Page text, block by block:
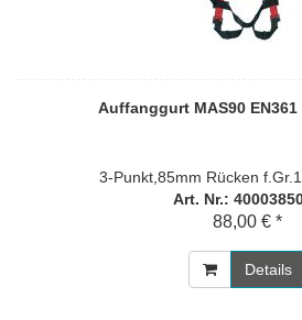
Auffanggurt MAS90 EN361
3-Punkt,85mm Rücken
Art. Nr.:
88,00 € *
Details